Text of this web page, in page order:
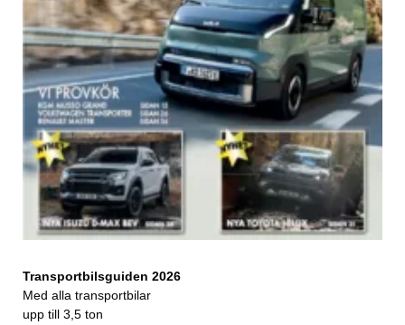
Transportbilsguiden 2026
Med alla transportbilar
upp till 3,5 ton